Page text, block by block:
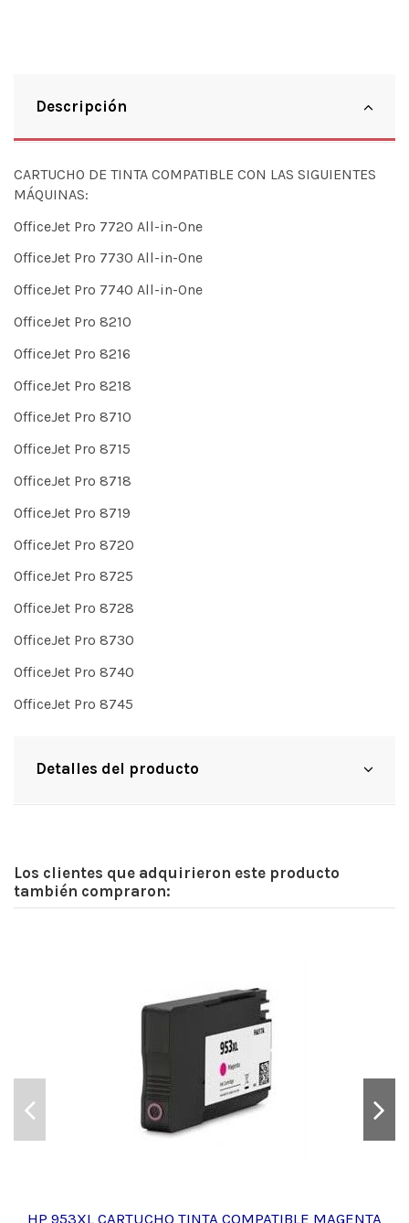
Descripción
CARTUCHO DE TINTA COMPATIBLE CON LAS SIGUIENTES
MÁQUINAS:
OfficeJet Pro 7720 All-in-One
OfficeJet Pro 7730 All-in-One
OfficeJet Pro 7740 All-in-One
OfficeJet Pro 8210
OfficeJet Pro 8216
OfficeJet Pro 8218
OfficeJet Pro 8710
OfficeJet Pro 8715
OfficeJet Pro 8718
OfficeJet Pro 8719
OfficeJet Pro 8720
OfficeJet Pro 8725
OfficeJet Pro 8728
OfficeJet Pro 8730
OfficeJet Pro 8740
OfficeJet Pro 8745
Detalles del producto
Los clientes que adquirieron este producto
también compraron:
HP 953XL CARTUCHO TINTA COMPATIBLE MAGENTA